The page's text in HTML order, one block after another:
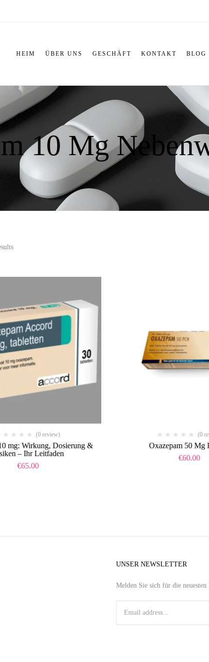
HEIM ÜBER UNS GESCHÄFT KONTAKT BLOG
10 Mg
(0 review)
mg: Wirkung, Dosierung &
– Ihr Leitfaden
€65.00
(0
Oxazepam 50 Mg
€60.00
UNSER NEWSLETTER
Melden Sie sich für die